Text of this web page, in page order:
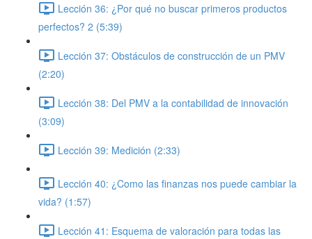
Lección 36: ¿Por qué no buscar primeros productos
perfectos? 2 (5:39)
Lección 37: Obstáculos de construcción de un PMV
(2:20)
Lección 38: Del PMV a la contabilidad de innovación
(3:09)
Lección 39: Medición (2:33)
Lección 40: ¿Como las finanzas nos puede cambiar la
vida? (1:57)
Lección 41: Esquema de valoración para todas las